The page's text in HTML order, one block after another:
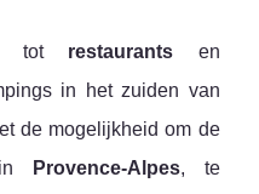
tot restaurants en
in het zuiden van
de mogelijkheid om de
Provence-Alpes, te